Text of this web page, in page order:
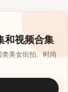
和视频合集
美女街拍、时尚